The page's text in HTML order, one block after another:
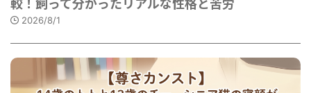
2026/8/1